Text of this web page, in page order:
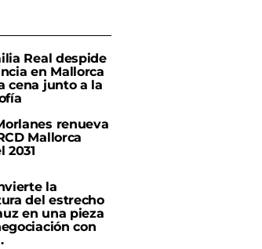
Real despide
en Mallorca
cena junto a la
renueva
Mallorca
2031
la
del estrecho
en una pieza
con